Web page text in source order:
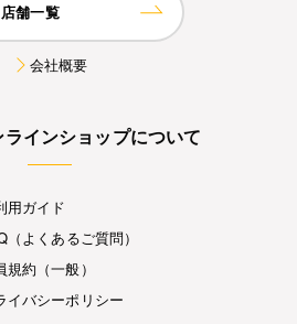
店舗一覧
会社概要
インショップについて
用ガイド
（よくあるご質問）
規約（一般）
イバシーポリシー